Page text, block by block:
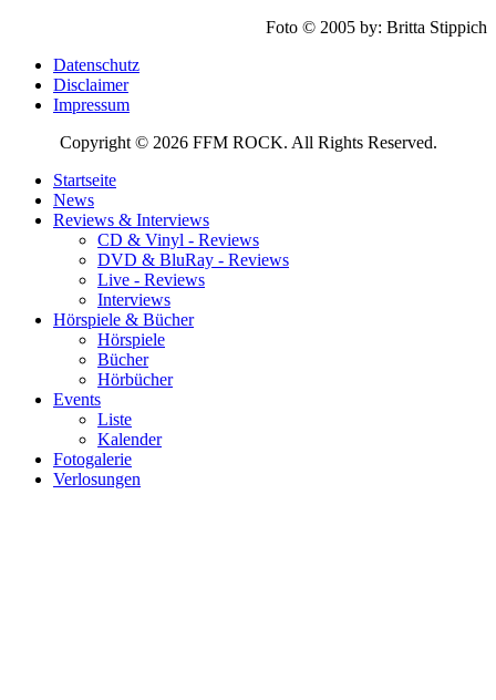
Foto © 2005 by: Britta Stippich
Datenschutz
Disclaimer
Impressum
Copyright © 2026 FFM ROCK. All Rights Reserved.
Startseite
News
Reviews & Interviews
CD & Vinyl - Reviews
DVD & BluRay - Reviews
Live - Reviews
Interviews
Hörspiele & Bücher
Hörspiele
Bücher
Hörbücher
Events
Liste
Kalender
Fotogalerie
Verlosungen